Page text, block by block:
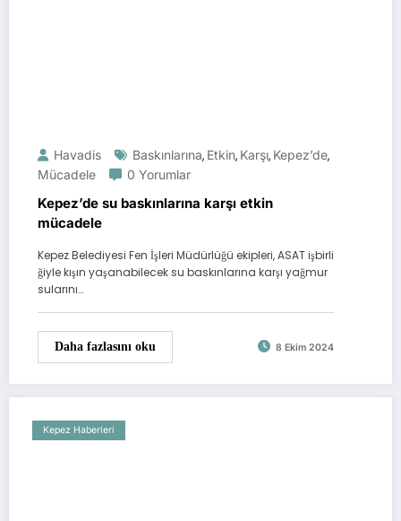
Havadis Baskınlarına, Etkin, Karşı, Kepez’de,
Mücadele
0 Yorumlar
Kepez’de su baskınlarına karşı etkin
mücadele
Kepez Belediyesi Fen İşleri Müdürlüğü ekipleri, ASAT işbirli
ğiyle kışın yaşanabilecek su baskınlarına karşı yağmur
sularını…
Daha fazlasını oku 8 Ekim 2024
Kepez Haberleri